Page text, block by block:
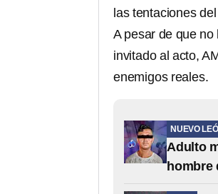
las tentaciones
A pesar de que
invitado al acto,
enemigos reales.
NUEVO
Adulto
hombre